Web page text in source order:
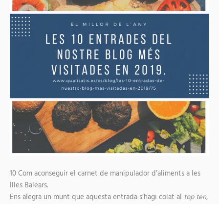
10 Com aconseguir el carnet de manipulador d’aliments a les
Illes Balears.
Ens alegra un munt que aquesta entrada s’hagi colat al top ten,